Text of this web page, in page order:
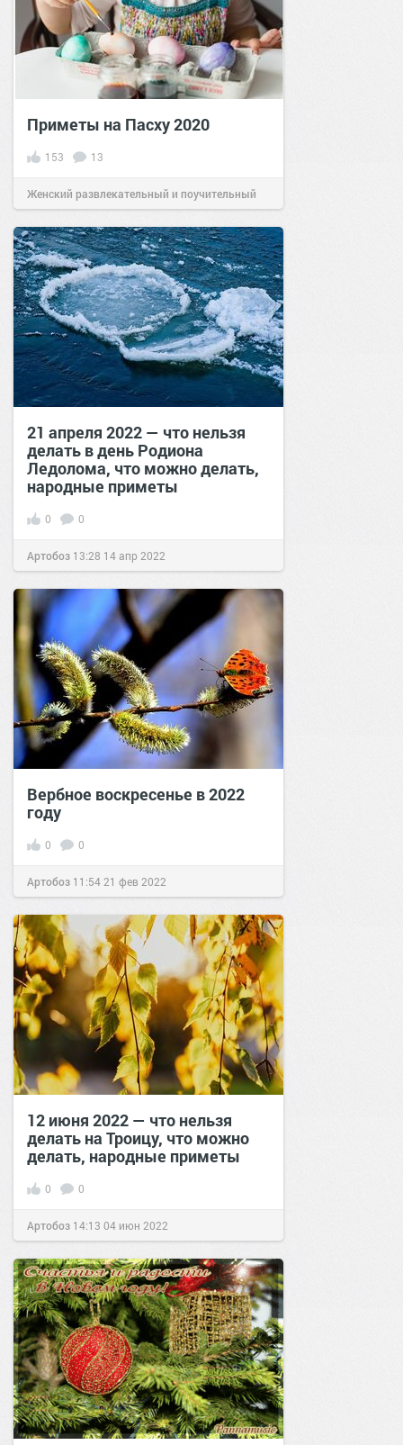
Приметы на Пасху 2020
153 13
Женский развлекательный и поучительный
сайт.13:5915 апр 2020
21 апреля 2022 — что нельзя
делать в день Родиона
Ледолома, что можно делать,
народные приметы
0 0
Артобоз 13:28 14 апр 2022
Вербное воскресенье в 2022
году
0 0
Артобоз 11:54 21 фев 2022
12 июня 2022 — что нельзя
делать на Троицу, что можно
делать, народные приметы
0 0
Артобоз 14:13 04 июн 2022